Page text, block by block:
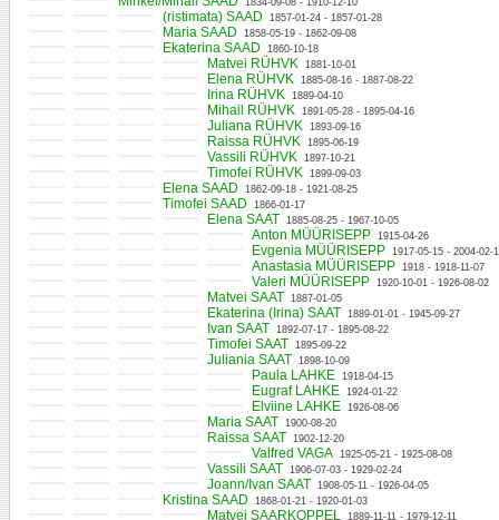
1834-09-08 - 1910-12-10
(ristimata) SAAD 1857-01-24 - 1857-01-28
Maria SAAD 1858-05-19 - 1862-09-08
Ekaterina SAAD 1860-10-18
Matvei RÜHVK 1881-10-01
Elena RÜHVK 1885-08-16 - 1887-08-22
Irina RÜHVK 1889-04-10
Mihail RÜHVK 1891-05-28 - 1895-04-16
Juliana RÜHVK 1893-09-16
Raissa RÜHVK 1895-06-19
Vassili RÜHVK 1897-10-21
Timofei RÜHVK 1899-09-03
Elena SAAD 1862-09-18 - 1921-08-25
Timofei SAAD 1866-01-17
Elena SAAT 1885-08-25 - 1967-10-05
Anton MÜÜRISEPP 1915-04-26
Evgenia MÜÜRISEPP 1917-05-15 - 2004-02-
Anastasia MÜÜRISEPP 1918 - 1918-11-07
Valeri MÜÜRISEPP 1920-10-01 - 1926-08-02
Matvei SAAT 1887-01-05
Ekaterina (Irina) SAAT 1889-01-01 - 1945-09-27
Ivan SAAT 1892-07-17 - 1895-08-22
Timofei SAAT 1895-09-22
Juliania SAAT 1898-10-09
Paula LAHKE 1918-04-15
Eugraf LAHKE 1924-01-22
Elviine LAHKE 1926-08-06
Maria SAAT 1900-08-20
Raissa SAAT 1902-12-20
Valfred VAGA 1925-05-21 - 1925-08-08
Vassili SAAT 1906-07-03 - 1929-02-24
Joann/Ivan SAAT 1908-05-11 - 1926-04-05
Kristina SAAD 1868-01-21 - 1920-01-03
Matvei SAARKOPPEL 1889-11-11 - 1979-12-11